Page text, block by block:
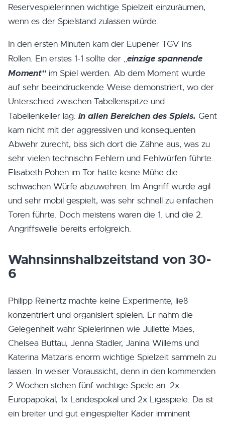
Reservespielerinnen wichtige Spielzeit einzuräumen,
wenn es der Spielstand zulassen würde.
In den ersten Minuten kam der Eupener TGV ins
Rollen. Ein erstes 1-1 sollte der „einzige spannende
Moment“im Spiel werden. Ab dem Moment wurde
auf sehr beeindruckende Weise demonstriert, wo der
Unterschied zwischen Tabellenspitze und
Tabellenkeller lag: in allen Bereichen des Spiels. Gent
kam nicht mit der aggressiven und konsequenten
Abwehr zurecht, biss sich dort die Zähne aus, was zu
sehr vielen technischn Fehlern und Fehlwürfen führte.
Elisabeth Pohen im Tor hatte keine Mühe die
schwachen Würfe abzuwehren. Im Angriff wurde agil
und sehr mobil gespielt, was sehr schnell zu einfachen
Toren führte. Doch meistens waren die 1. und die 2.
Angriffswelle bereits erfolgreich.
Wahnsinnshalbzeitstand von 30-
6
Philipp Reinertz machte keine Experimente, ließ
konzentriert und organisiert spielen. Er nahm die
Gelegenheit wahr Spielerinnen wie Juliette Maes,
Chelsea Buttau, Jenna Stadler, Janina Willems und
Katerina Matzaris enorm wichtige Spielzeit sammeln zu
lassen. In weiser Voraussicht, denn in den kommenden
2 Wochen stehen fünf wichtige Spiele an. 2x
Europapokal, 1x Landespokal und 2x Ligaspiele. Da ist
ein breiter und gut eingespielter Kader imminent